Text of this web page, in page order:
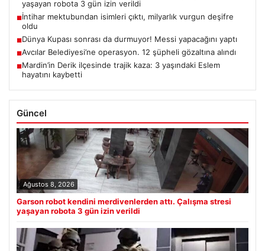
yaşayan robota 3 gün izin verildi
■İntihar mektubundan isimleri çıktı, milyarlık vurgun deşifre
oldu
■Dünya Kupası sonrası da durmuyor! Messi yapacağını yaptı
■Avcılar Belediyesi’ne operasyon. 12 şüpheli gözaltına alındı
■Mardin’in Derik ilçesinde trajik kaza: 3 yaşındaki Eslem
hayatını kaybetti
Güncel
Ağustos 8, 2026
Garson robot kendini merdivenlerden attı. Çalışma stresi
yaşayan robota 3 gün izin verildi